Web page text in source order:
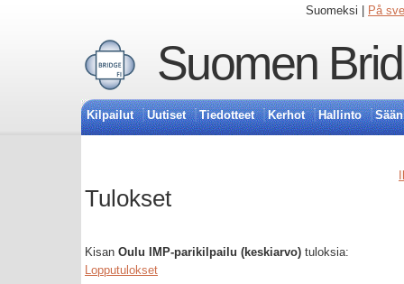
Suomeksi | På
Suomen
Kilpailut Uutiset Tiedotteet Kerhot Hallinto
Tulokset
Kisan Oulu IMP-parikilpailu (keskiarvo) tuloksia:
Lopputulokset